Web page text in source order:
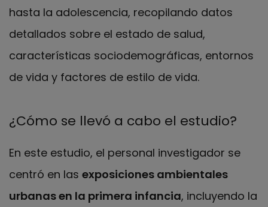
hasta la adolescencia, recopilando datos
detallados sobre el estado de salud,
características sociodemográficas, entornos
de vida y factores de estilo de vida.
¿Cómo se llevó a cabo el estudio?
En este estudio, el personal investigador se
centró en las exposiciones ambientales
urbanas en la primera infancia, incluyendo la